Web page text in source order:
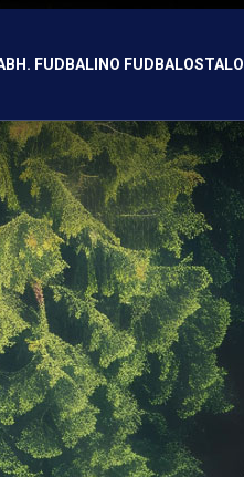
BH. FUDBALINO FUDBALOSTALO